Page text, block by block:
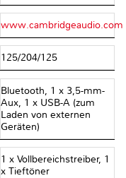
www.cambridgeaudio.com
125/204/125
Bluetooth, 1 x 3,5-mm-
Aux, 1 x USB-A (zum
Laden von externen
Geräten)
1 x Vollbereichstreiber, 1
x Tieftöner